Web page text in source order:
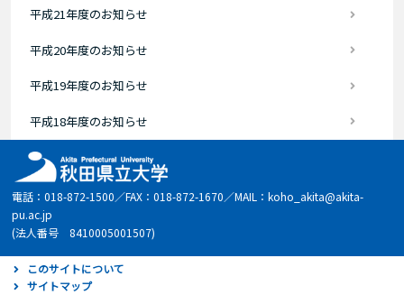
平成21年度のお知らせ
平成20年度のお知らせ
平成19年度のお知らせ
平成18年度のお知らせ
電話：018-872-1500／FAX：018-872-1670／MAIL：koho_akita@akita-
pu.ac.jp
(法人番号 8410005001507)
このサイトについて
サイトマップ